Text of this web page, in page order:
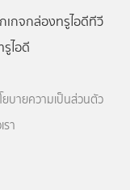
เกจกล่องทรูไอดีทีวี
ไอดี
ยบายความเป็นส่วนตัว
า